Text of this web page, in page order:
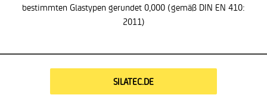
bestimmten Glastypen gerundet 0,000 (gemäß DIN EN 410:
2011)
SILATEC.DE